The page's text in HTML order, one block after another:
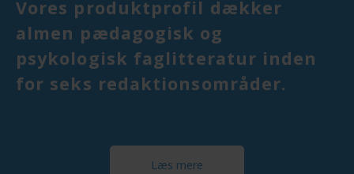
Vores produktprofil dækker
almen pædagogisk og
psykologisk faglitteratur inden
for seks redaktionsområder.
Læs mere